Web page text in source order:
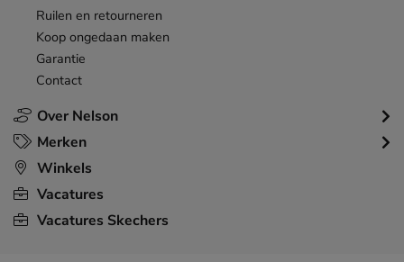
Over Nelson
Ruilen en retourneren
Koop ongedaan maken
Garantie
Contact
Merken
Winkels
Vacatures
Vacatures Skechers